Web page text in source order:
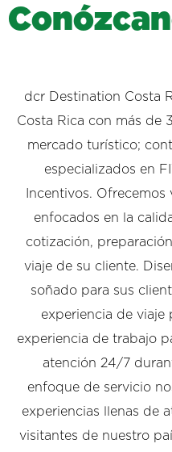
Conózcan
dcr Destination Costa
Costa Rica con más de
mercado turístico;
especializados en
Incentivos.
enfocados en la
cotización,
viaje de su cliente.
soñado para sus
experiencia de viaje
experiencia de trabajo
atención 24/7
enfoque de servicio
experiencias llenas de
visitantes de nuestro